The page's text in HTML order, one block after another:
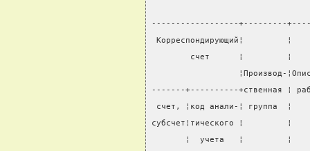
------------------+---------
Корреспондирующий¦
счет      ¦         ¦
¦Производ-
-------+----------+ственная ¦
счет, ¦код анали-¦ группа  ¦
субсчет¦тического ¦         ¦
¦  учета   ¦         ¦